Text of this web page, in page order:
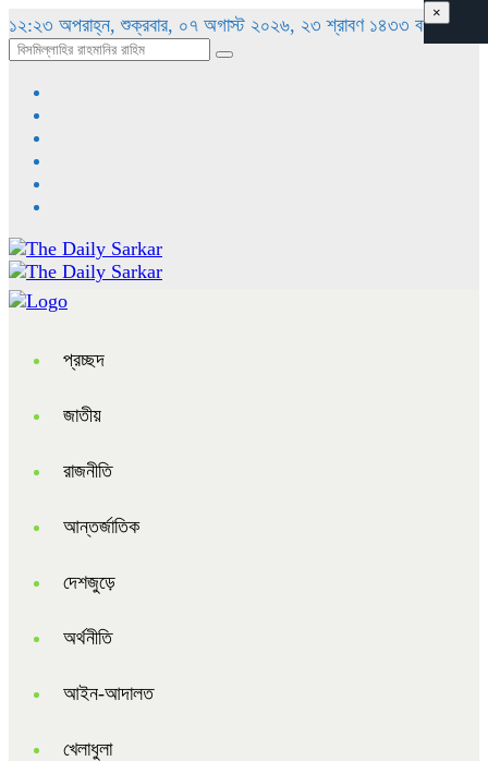
১২:২৩ অপরাহ্ন, শুক্রবার, ০৭ অগাস্ট ২০২৬, ২৩ শ্রাবণ ১৪৩৩ বঙ্গাব্দ
প্রচ্ছদ
জাতীয়
রাজনীতি
আন্তর্জাতিক
দেশজুড়ে
অর্থনীতি
আইন-আদালত
খেলাধুলা
×